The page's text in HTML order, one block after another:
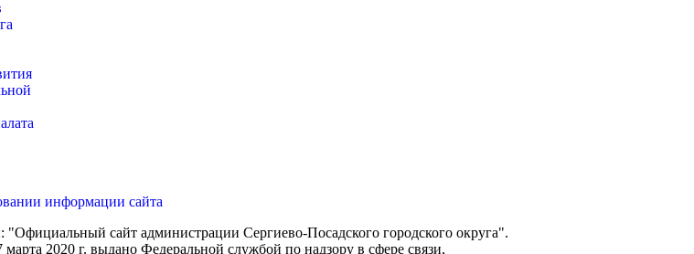
информации сайта
сайт администрации Сергиево-Посадского городского округа".
2020 г. выдано Федеральной службой по надзору в сфере связи,